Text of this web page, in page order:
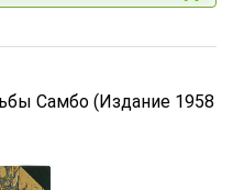
Самбо (Издание 1958